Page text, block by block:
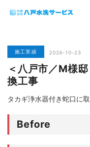
施工実績 2024-10-23
＜八戸市／M様
換工事
タカギ浄水器付き蛇口に
Before